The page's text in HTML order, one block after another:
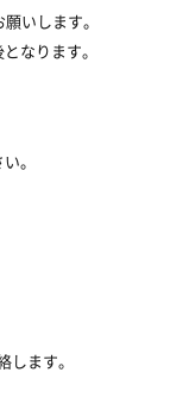
いします。
なります。
。
ます。